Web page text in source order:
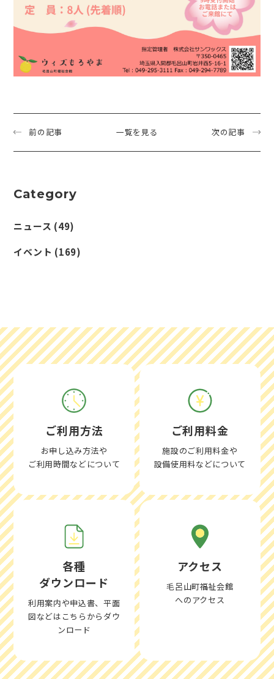
前の記事 一覧を見る 次の記事
Category
ニュース (49)
イベント (169)
ご利用方法
お申し込み方法や
ご利用時間などについて
ご利用料金
施設のご利用料金や
設備使用料などについて
各種
ダウンロード
利用案内や申込書、平面
図などはこちらからダウ
ンロード
アクセス
毛呂山町福祉会館
へのアクセス